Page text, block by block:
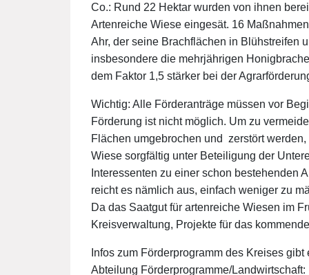
Co.: Rund 22 Hektar wurden von ihnen
Artenreiche Wiese eingesät. 16
Ahr, der seine Brachflächen in Blühstreifen
insbesondere die mehrjährigen
dem Faktor 1,5 stärker bei der
Wichtig: Alle Förderanträge müssen vor
Förderung ist nicht möglich. Um zu
Flächen umgebrochen und zerstört
Wiese sorgfältig unter Beteiligung der
Interessenten zu einer schon bestehenden
reicht es nämlich aus, einfach weniger zu
Da das Saatgut für artenreiche Wiesen im
Kreisverwaltung, Projekte für das
Infos zum Förderprogramm des Kreises
Abteilung Förderprogramme/Landwirtschaft: